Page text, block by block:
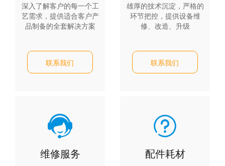
深入了解客户的每一个工
艺需求，提供适合客户产
品制备的全套解决方案
联系我们
雄厚的技术沉淀，严格的
环节把控，提供设备维
修、改造、升级
联系我们
维修服务 配件耗材